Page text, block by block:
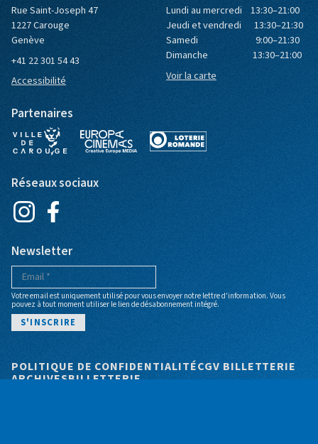
Rue Saint-Joseph 47
1227 Carouge
Genève
+41 22 301 54 43
Accessibilité
Lundi au mercredi 13:30–21:00
Jeudi et vendredi 13:30–21:30
Samedi 9:00–21:30
Dimanche 13:30–21:00
Voir la carte
Partenaires
Réseaux sociaux
Newsletter
Votre email est uniquement utilisé pour vous envoyer notre lettre d'information. Vous
pouvez à tout moment utiliser le lien de désabonnement intégré.
Pied de page
POLITIQUE DE CONFIDENTIALITÉCGV BILLETTERIE
ARCHIVESBILLETTERIE